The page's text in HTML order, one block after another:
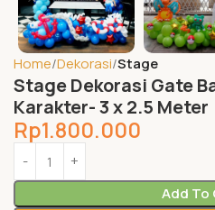
Home Dekorasi Stage
Stage Dekorasi Gate
Karakter- 3 x 2.5 Meter
Rp1.800.000
Add To